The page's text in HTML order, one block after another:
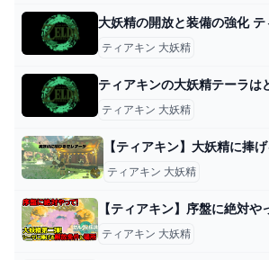
ティアキン 大妖精
ティアキンの大妖精テーラは
ティアキン 大妖精
ティアキン 大妖精
ティアキン 大妖精